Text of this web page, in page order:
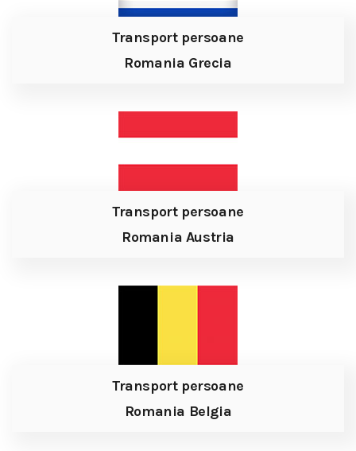
Transport persoane
Romania Grecia
Transport persoane
Romania Austria
Transport persoane
Romania Belgia